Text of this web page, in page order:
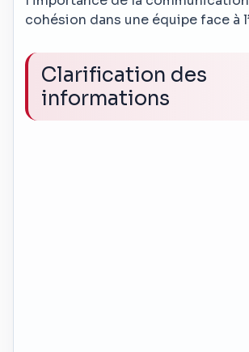
cohésion dans une équipe face à
Clarification des
informations